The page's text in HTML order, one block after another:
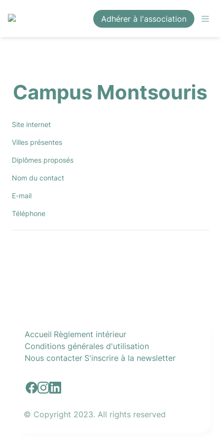
Adhérer à l'association
Campus Montsouris
Site internet
Villes présentes
Diplômes proposés
Nom du contact
E-mail
Téléphone
Accueil Règlement intérieur
Conditions générales d'utilisation
Nous contacter S'inscrire à la newsletter
© Copyright 2023. All rights reserved